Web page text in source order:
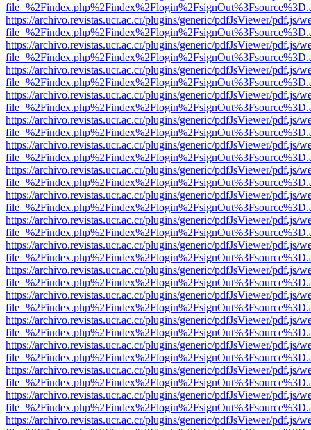
https://archivo.revistas.ucr.ac.cr/plugins/generic/pdfJsViewer/pdf.js/
https://archivo.revistas.ucr.ac.cr/plugins/generic/pdfJsViewer/pdf.js/
https://archivo.revistas.ucr.ac.cr/plugins/generic/pdfJsViewer/pdf.js/
https://archivo.revistas.ucr.ac.cr/plugins/generic/pdfJsViewer/pdf.js/
https://archivo.revistas.ucr.ac.cr/plugins/generic/pdfJsViewer/pdf.js/
https://archivo.revistas.ucr.ac.cr/plugins/generic/pdfJsViewer/pdf.js/
https://archivo.revistas.ucr.ac.cr/plugins/generic/pdfJsViewer/pdf.js/
https://archivo.revistas.ucr.ac.cr/plugins/generic/pdfJsViewer/pdf.js/
https://archivo.revistas.ucr.ac.cr/plugins/generic/pdfJsViewer/pdf.js/
https://archivo.revistas.ucr.ac.cr/plugins/generic/pdfJsViewer/pdf.js/
https://archivo.revistas.ucr.ac.cr/plugins/generic/pdfJsViewer/pdf.js/
https://archivo.revistas.ucr.ac.cr/plugins/generic/pdfJsViewer/pdf.js/
https://archivo.revistas.ucr.ac.cr/plugins/generic/pdfJsViewer/pdf.js/
https://archivo.revistas.ucr.ac.cr/plugins/generic/pdfJsViewer/pdf.js/
https://archivo.revistas.ucr.ac.cr/plugins/generic/pdfJsViewer/pdf.js/
https://archivo.revistas.ucr.ac.cr/plugins/generic/pdfJsViewer/pdf.js/
https://archivo.revistas.ucr.ac.cr/plugins/generic/pdfJsViewer/pdf.js/